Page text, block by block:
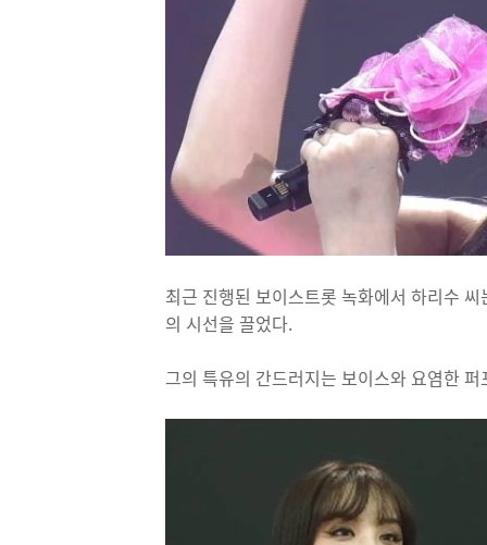
최근 진행된 보이스트롯 녹화에서 하리수
의 시선을 끌었다.
그의 특유의 간드러지는 보이스와 요염한